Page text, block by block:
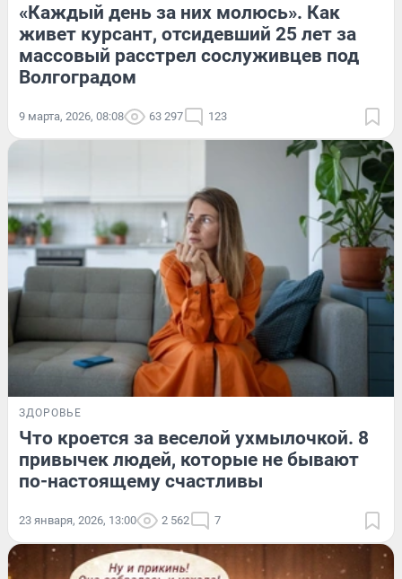
«Каждый день за них молюсь». Как
живет курсант, отсидевший 25 лет за
массовый расстрел сослуживцев под
Волгоградом
9 марта, 2026, 08:08 63 297 123
ЗДОРОВЬЕ
Что кроется за веселой ухмылочкой. 8
привычек людей, которые не бывают
по-настоящему счастливы
23 января, 2026, 13:00 2 562 7